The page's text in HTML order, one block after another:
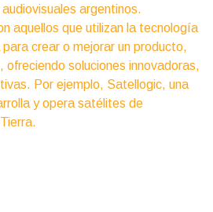
argentinos.
aquellos que utilizan la tecnología
crear o mejorar un producto,
ofreciendo soluciones innovadoras,
Por ejemplo, Satellogic, una
y opera satélites de